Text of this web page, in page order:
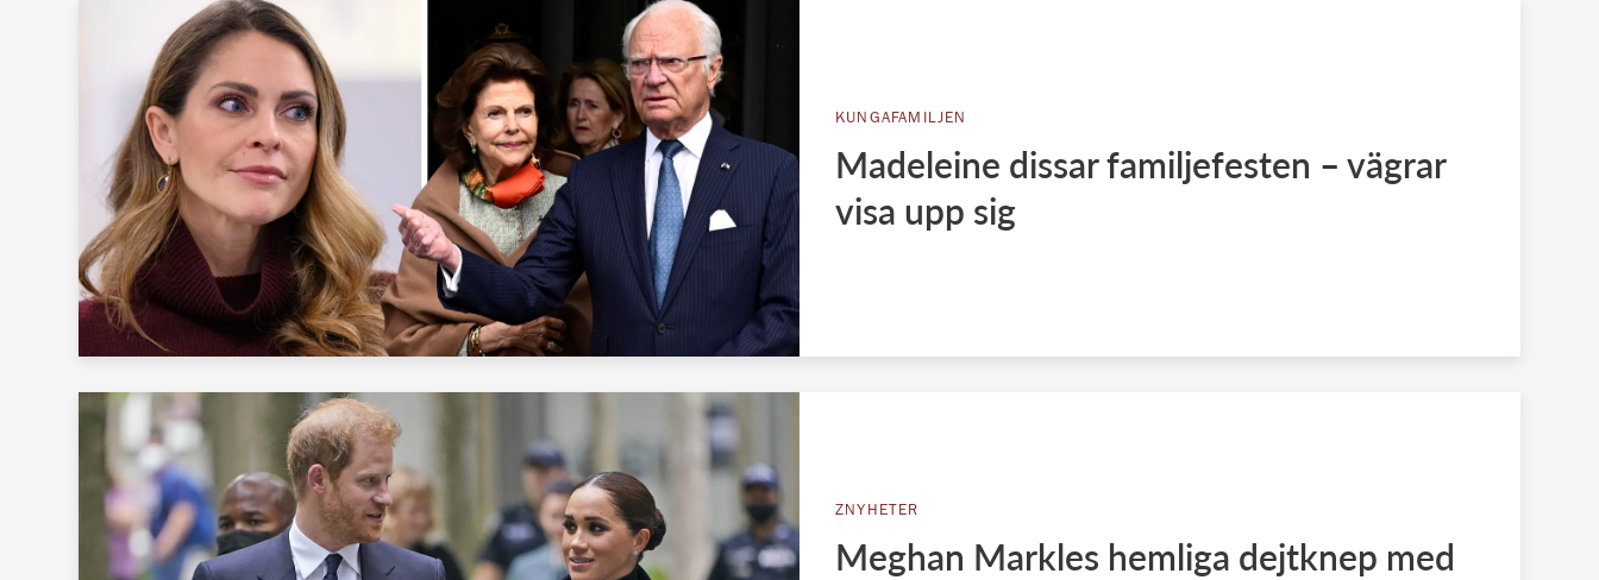
KUNGAFAMILJEN
Madeleine dissar familjefesten – vägrar
visa upp sig
ZNYHETER
Meghan Markles hemliga dejtknep med